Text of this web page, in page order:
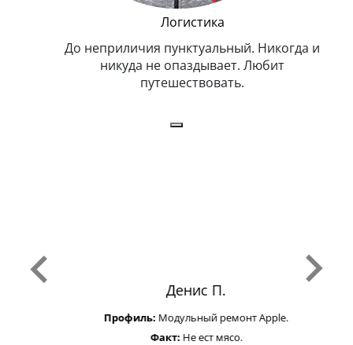
Логистика
До неприличия пунктуальный. Никогда и
никуда не опаздывает. Любит
путешествовать.
Денис П.
Профиль:Модульный ремонт Apple.
Факт:Не ест мясо.